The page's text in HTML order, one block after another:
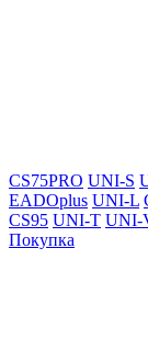
CS75PRO UNI-S
EADOplus UNI-L
CS95 UNI-T UNI-
Покупка